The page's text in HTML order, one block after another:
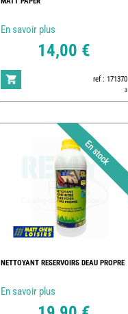
En savoir plus
14,00 €
ref : 171370
3
NETTOYANT RESERVOIRS DEAU PROPRE
En savoir plus